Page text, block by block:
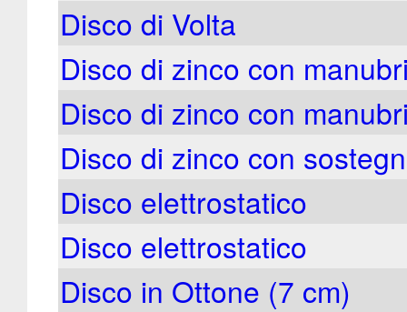
Disco di Volta
Disco di zinco con
Disco di zinco con
Disco di zinco con
Disco elettrostatico
Disco elettrostatico
Disco in Ottone (7 cm)